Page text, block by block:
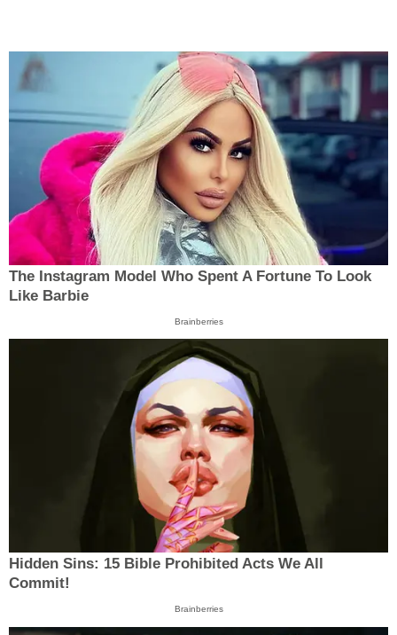
The Instagram Model Who Spent A Fortune To Look
Like Barbie
Brainberries
Hidden Sins: 15 Bible Prohibited Acts We All
Commit!
Brainberries